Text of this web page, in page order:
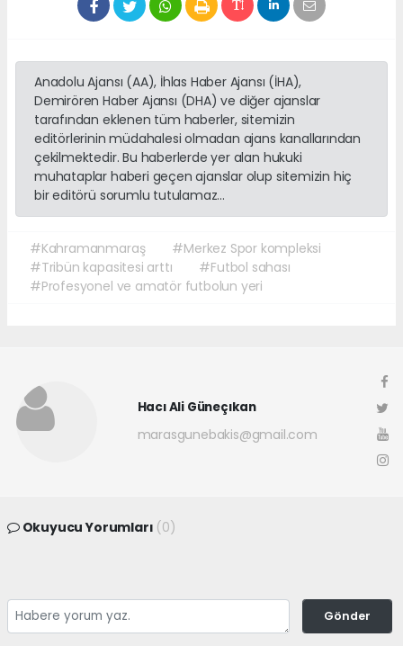
Anadolu Ajansı (AA), İhlas Haber Ajansı (İHA),
Demirören Haber Ajansı (DHA) ve diğer ajanslar
tarafından eklenen tüm haberler, sitemizin
editörlerinin müdahalesi olmadan ajans kanallarından
çekilmektedir. Bu haberlerde yer alan hukuki
muhataplar haberi geçen ajanslar olup sitemizin hiç
bir editörü sorumlu tutulamaz...
#Kahramanmaraş
#Merkez Spor kompleksi
#Tribün kapasitesi arttı
#Futbol sahası
#Profesyonel ve amatör futbolun yeri
Hacı Ali Güneçıkan
marasgunebakis@gmail.com
Okuyucu Yorumları (0)
Gönder